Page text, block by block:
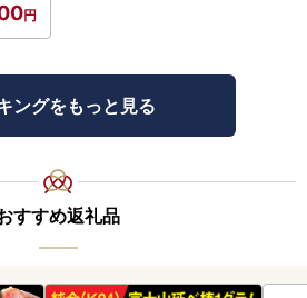
ングをもっと見る
すすめ返礼品